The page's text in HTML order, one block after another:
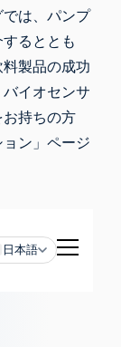
は、パンプ
るととも
製品の成功
イオセンサ
持ちの方
ン」ページ